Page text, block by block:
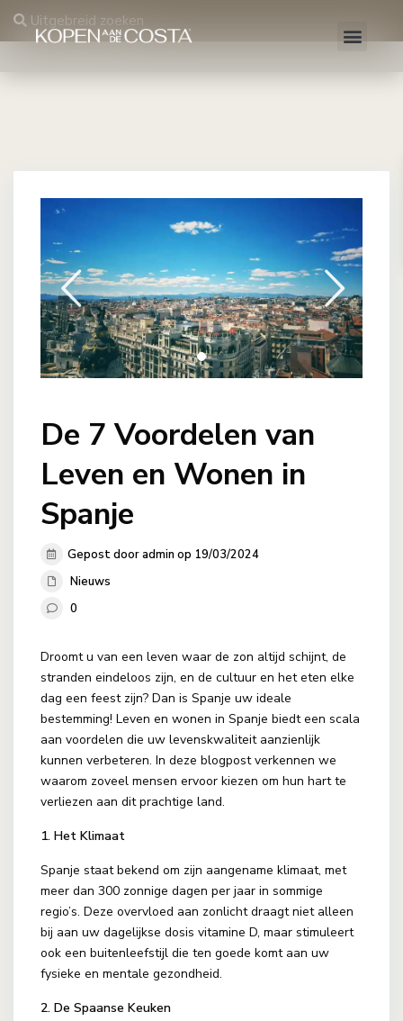
Uitgebreid zoeken
De 7 Voordelen van
Leven en Wonen in
Spanje
Gepost door admin op 19/03/2024
Nieuws
0
Droomt u van een leven waar de zon altijd schijnt, de
stranden eindeloos zijn, en de cultuur en het eten elke
dag een feest zijn? Dan is Spanje uw ideale
bestemming! Leven en wonen in Spanje biedt een scala
aan voordelen die uw levenskwaliteit aanzienlijk
kunnen verbeteren. In deze blogpost verkennen we
waarom zoveel mensen ervoor kiezen om hun hart te
verliezen aan dit prachtige land.
1. Het Klimaat
Spanje staat bekend om zijn aangename klimaat, met
meer dan 300 zonnige dagen per jaar in sommige
regio’s. Deze overvloed aan zonlicht draagt niet alleen
bij aan uw dagelijkse dosis vitamine D, maar stimuleert
ook een buitenleefstijl die ten goede komt aan uw
fysieke en mentale gezondheid.
2. De Spaanse Keuken